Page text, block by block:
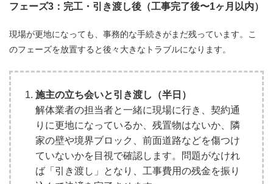
フェーズ3：完工・引き渡し後（工事完了後〜1ヶ月以内）
現場が更地になっても、事務的な手続きがまだ残っています。こ
のフェーズを放置すると後々大きなトラブルになります。
施主の立ち会いと引き渡し（半日）
解体業者の担当者と一緒に現場に行き、契約通
りに更地になっているか、残置物はないか、隣
家の壁や境界ブロック、前面道路などを傷つけ
ていないかを目視で確認します。問題がなけれ
ば「引き渡し」となり、工事費用の残金を振り